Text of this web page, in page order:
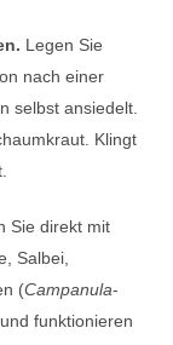
Legen Sie
nach einer
selbst ansiedelt.
Klingt
Sie direkt mit
Salbei,
(Campanula-
funktionieren